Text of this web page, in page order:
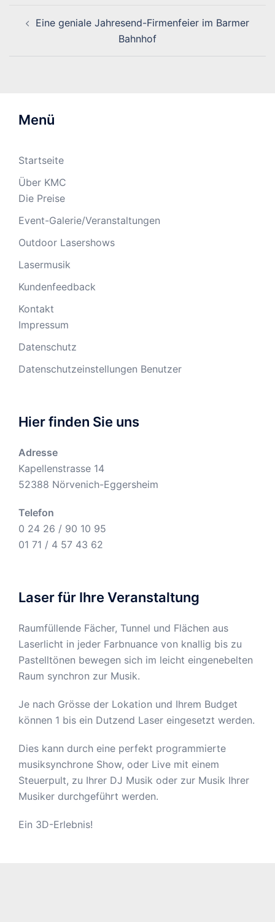
Eine geniale Jahresend-Firmenfeier im Barmer
Bahnhof
Menü
Startseite
Über KMC
Die Preise
Event-Galerie/Veranstaltungen
Outdoor Lasershows
Lasermusik
Kundenfeedback
Kontakt
Impressum
Datenschutz
Datenschutzeinstellungen Benutzer
Hier finden Sie uns
Adresse
Kapellenstrasse 14
52388 Nörvenich-Eggersheim
Telefon
0 24 26 / 90 10 95
01 71 / 4 57 43 62
Laser für Ihre Veranstaltung
Raumfüllende Fächer, Tunnel und Flächen aus
Laserlicht in jeder Farbnuance von knallig bis zu
Pastelltönen bewegen sich im leicht eingenebelten
Raum synchron zur Musik.
Je nach Grösse der Lokation und Ihrem Budget
können 1 bis ein Dutzend Laser eingesetzt werden.
Dies kann durch eine perfekt programmierte
musiksynchrone Show, oder Live mit einem
Steuerpult, zu Ihrer DJ Musik oder zur Musik Ihrer
Musiker durchgeführt werden.
Ein 3D-Erlebnis!